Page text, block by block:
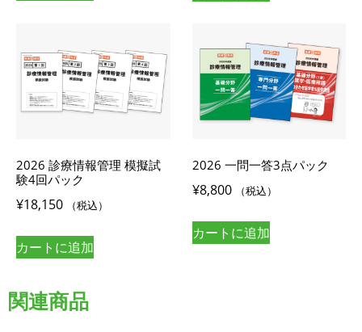
2026 診療情報管理 模擬試
験4回パック
¥18,150 （税込）
カートに追加
2026 一問一答3点パック
¥8,800 （税込）
カートに追加
関連商品